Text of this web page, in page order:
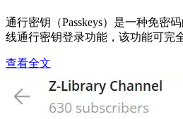
通行密钥（Passkeys）是一种免密
线通行密钥登录功能，该功能可完
查看全文